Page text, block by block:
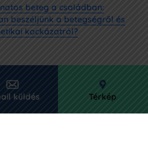
beteg a családban:
beszéljünk a betegségről és
kockázatról?
kezelése és tünetei:
küldés Térkép